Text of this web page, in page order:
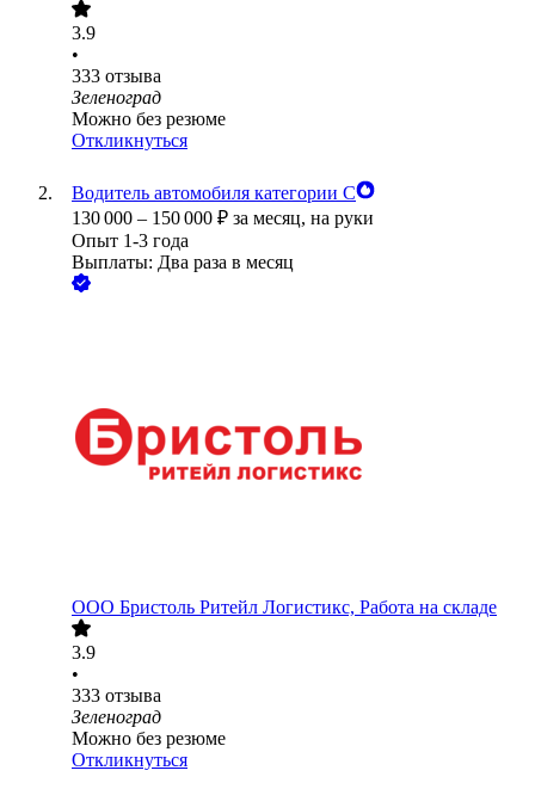
3.9
•
333 отзыва
Зеленоград
Можно без резюме
Откликнуться
Водитель автомобиля категории С
130 000 – 150 000 ₽ за месяц, на руки
Опыт 1-3 года
Выплаты: Два раза в месяц
ООО Бристоль Ритейл Логистикс, Работа на складе
3.9
•
333 отзыва
Зеленоград
Можно без резюме
Откликнуться